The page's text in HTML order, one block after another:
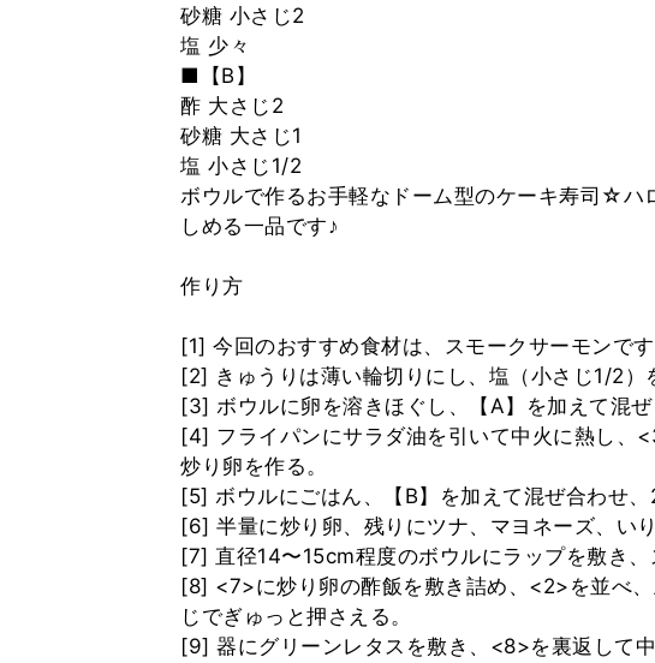
砂糖 小さじ2
塩 少々
■【B】
酢 大さじ2
砂糖 大さじ1
塩 小さじ1/2
ボウルで作るお手軽なドーム型のケーキ寿司☆ハ
しめる一品です♪
作り方
[1] 今回のおすすめ食材は、スモークサーモンです
[2] きゅうりは薄い輪切りにし、塩（小さじ1/2）
[3] ボウルに卵を溶きほぐし、【A】を加えて混ぜ
[4] フライパンにサラダ油を引いて中火に熱し、
炒り卵を作る。
[5] ボウルにごはん、【B】を加えて混ぜ合わせ、
[6] 半量に炒り卵、残りにツナ、マヨネーズ、い
[7] 直径14〜15cm程度のボウルにラップを敷き、
[8] <7>に炒り卵の酢飯を敷き詰め、<2>を並べ
じでぎゅっと押さえる。
[9] 器にグリーンレタスを敷き、<8>を裏返して